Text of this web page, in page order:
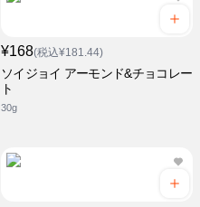
¥168(税込¥181.44)
ソイジョイ アーモンド&チョコレー
ト
30g